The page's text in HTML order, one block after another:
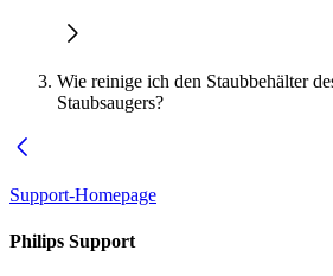
Wie reinige ich den Staubbehälter
Staubsaugers?
Support-Homepage
Philips Support